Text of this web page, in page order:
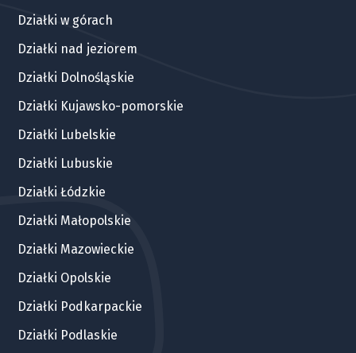
Działki w górach
Działki nad jeziorem
Działki Dolnośląskie
Działki Kujawsko-pomorskie
Działki Lubelskie
Działki Lubuskie
Działki Łódzkie
Działki Małopolskie
Działki Mazowieckie
Działki Opolskie
Działki Podkarpackie
Działki Podlaskie